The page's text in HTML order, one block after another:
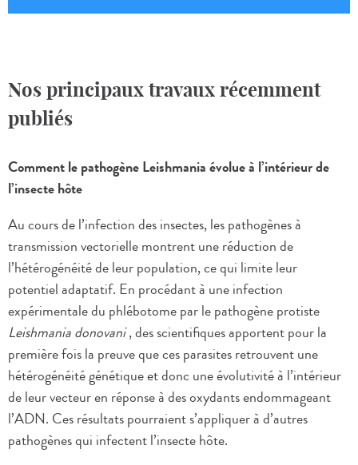
Nos principaux travaux récemment
publiés
Comment le pathogène Leishmania évolue à l’intérieur de
l’insecte hôte
Au cours de l’infection des insectes, les pathogènes à
transmission vectorielle montrent une réduction de
l’hétérogénéité de leur population, ce qui limite leur
potentiel adaptatif. En procédant à une infection
expérimentale du phlébotome par le pathogène protiste
Leishmania donovani, des scientifiques apportent pour la
première fois la preuve que ces parasites retrouvent une
hétérogénéité génétique et donc une évolutivité à l’intérieur
de leur vecteur en réponse à des oxydants endommageant
l’ADN. Ces résultats pourraient s’appliquer à d’autres
pathogènes qui infectent l’insecte hôte.